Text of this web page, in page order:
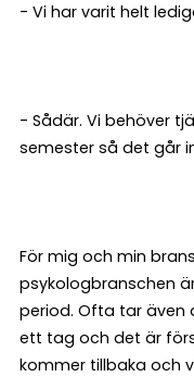
- Vi har varit helt
- Sådär. Vi behöver
semester så det går
För mig och min
psykologbranschen
period. Ofta tar även
ett tag och det är
kommer tillbaka och